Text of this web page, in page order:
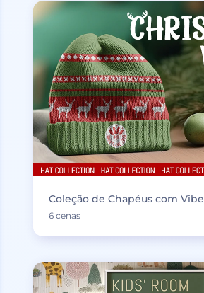
Coleção de Chapéus com
6 cenas